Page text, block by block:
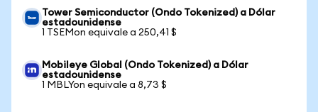
Tower Semiconductor (Ondo Tokenized) a Dólar
estadounidense
1 TSEMon equivale a 250,41 $
Mobileye Global (Ondo Tokenized) a Dólar
estadounidense
1 MBLYon equivale a 8,73 $